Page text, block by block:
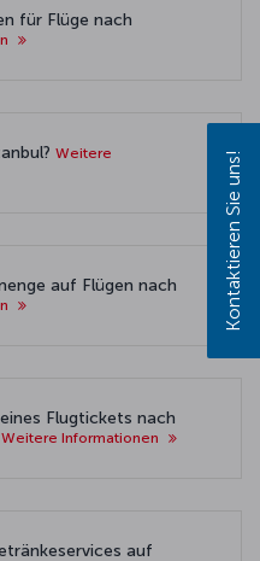
für Flüge nach
Weitere
auf Flügen nach
Flugtickets nach
Weitere Informationen
auf
Kontaktieren Sie uns!